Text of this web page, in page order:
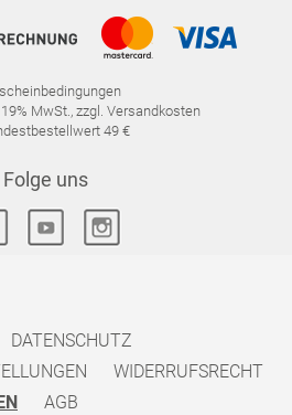
MwSt., zzgl. Versandkosten
49 €
Folge uns
DATENSCHUTZ
WIDERRUFSRECHT
AGB